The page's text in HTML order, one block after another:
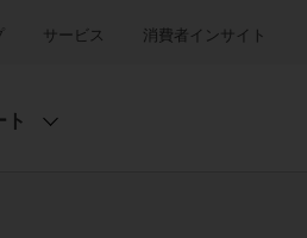
サービス 消費者インサイト